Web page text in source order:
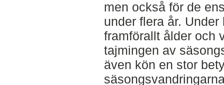
men också för de
under flera år.
framförallt ålder och
tajmingen av
även kön en stor